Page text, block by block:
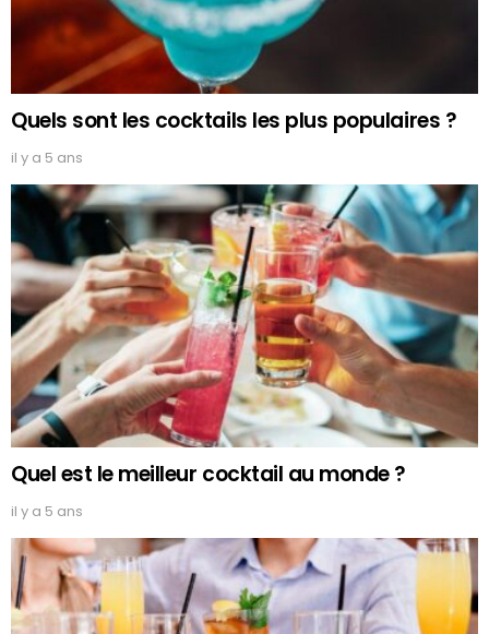
Quels sont les cocktails les plus populaires ?
il y a 5 ans
Quel est le meilleur cocktail au monde ?
il y a 5 ans